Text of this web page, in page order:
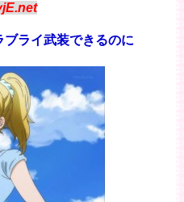
ライ武装できるのに